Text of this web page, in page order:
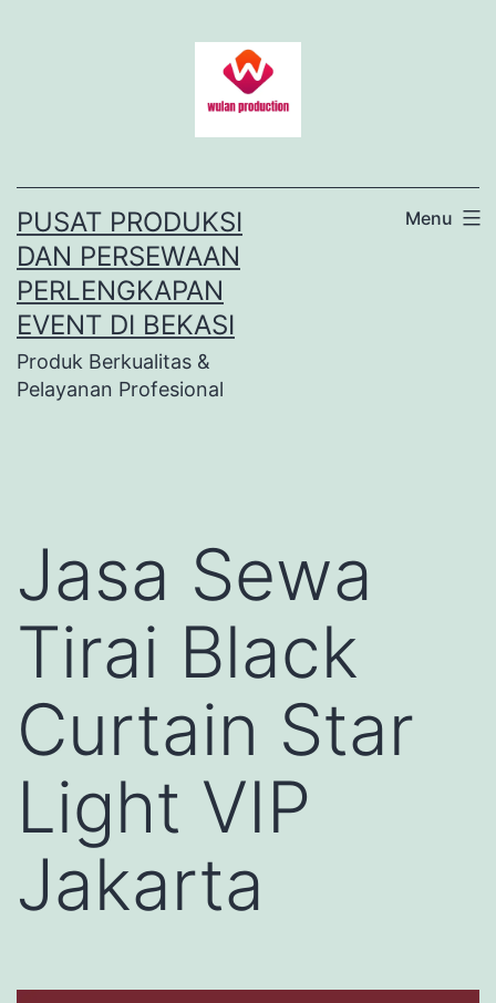
PUSAT PRODUKSI
DAN PERSEWAAN
PERLENGKAPAN
EVENT DI BEKASI
Produk Berkualitas &
Pelayanan Profesional
Menu
Jasa Sewa
Tirai Black
Curtain Star
Light VIP
Jakarta